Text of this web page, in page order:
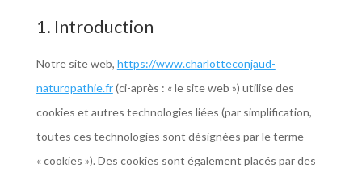
1. Introduction
Notre site web, https://www.charlotteconjaud-
naturopathie.fr(ci-après : « le site web ») utilise des
cookies et autres technologies liées (par simplification,
toutes ces technologies sont désignées par le terme
« cookies »). Des cookies sont également placés par des